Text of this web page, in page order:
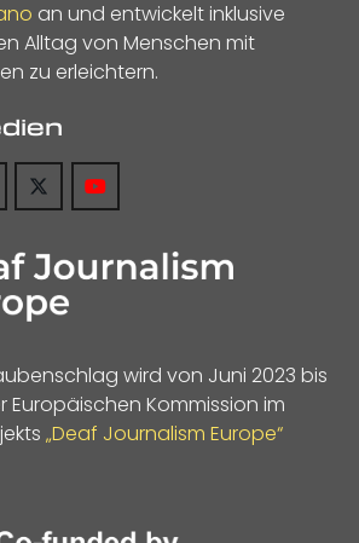
an und entwickelt inklusive
Alltag von Menschen mit
zu erleichtern.
wird von Juni 2023 bis
Europäischen Kommission im
„Deaf Journalism Europe“